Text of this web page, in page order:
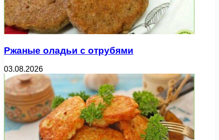
Ржаные оладьи с отрубями
03.08.2026